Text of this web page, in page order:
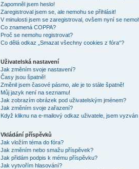
Zapomněl jsem heslo!
Zaregistroval jsem se, ale nemohu se přihlásit!
V minulosti jsem se zaregistroval, ovšem nyní se
Co znamená COPPA?
Proč se nemohu registrovat?
Co dělá odkaz „Smazat všechny cookies z fóra“?
Uživatelská nastavení
Jak změním svoje nastavení?
Časy jsou špatně!
Změnil jsem časové pásmo, ale je to stále špatně!
Můj jazyk není na seznamu!
Jak zobrazím obrázek pod uživatelským jménem?
Jak změním svoje zařazení?
Když kliknu na e-mailový odkaz uživatele, jsem
Vkládání příspěvků
Jak vložím téma do fóra?
Jak změním nebo smažu příspěvek?
Jak přidám podpis k mému příspěvku?
Jak vytvořím hlasování?